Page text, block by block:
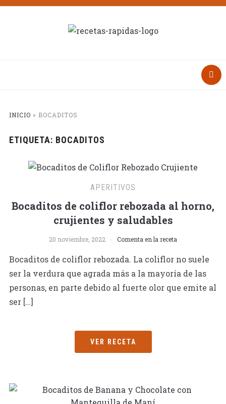
INICIO » BOCADITOS
ETIQUETA: BOCADITOS
APERITIVOS
Bocaditos de coliflor rebozada al horno,
crujientes y saludables
20 noviembre, 2022 Comenta en la receta
Bocaditos de coliflor rebozada. La coliflor no suele
ser la verdura que agrada más a la mayoría de las
personas, en parte debido al fuerte olor que emite al
ser […]
VER RECETA